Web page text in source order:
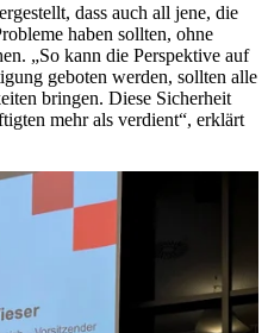
dass auch all jene, die
haben sollten, ohne
„So kann die Perspektive auf
geboten werden, sollten alle
bringen. Diese Sicherheit
mehr als verdient“, erklärt